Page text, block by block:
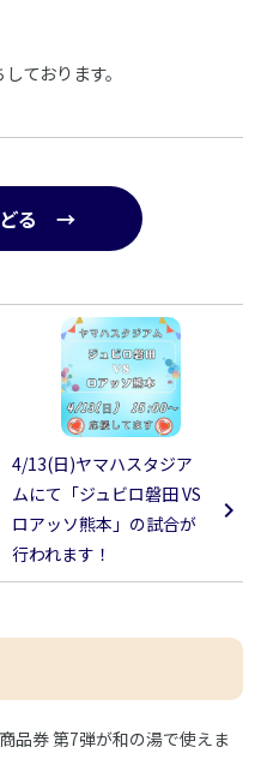
ております。
どる →
4/13(日)ヤマハスタジア
ムにて「ジュビロ磐田 VS
ロアッソ熊本」の試合が
行われます！
品券 第7弾が和の湯で使えま